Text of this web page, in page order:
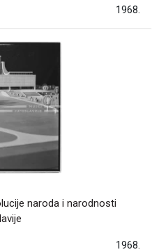
1968.
naroda i narodnosti
1968.